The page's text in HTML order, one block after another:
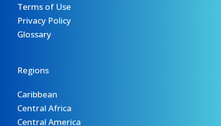
Terms of Use
Privacy Policy
Glossary
Regions
Caribbean
Central Africa
Central America